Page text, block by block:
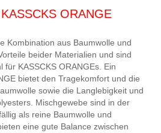
ORANGE
Kombination aus Baumwolle und
beider Materialien und sind
für KASSCKS ORANGEs. Ein
bietet den Tragekomfort und die
sowie die Langlebigkeit und
Mischgewebe sind in der
als reine Baumwolle und
eine gute Balance zwischen